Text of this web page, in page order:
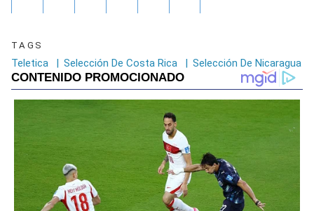
TAGS
Teletica | Selección De Costa Rica | Selección De Nicaragua